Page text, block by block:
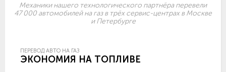
Механики нашего технологического партнёра перевели
47 000 автомобилей на газ в трёх сервис-центрах в Москве
и Петербурге
ПЕРЕВОД АВТО НА ГАЗ
ЭКОНОМИЯ НА ТОПЛИВЕ